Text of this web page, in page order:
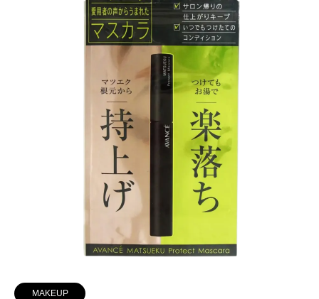
MAKEUP